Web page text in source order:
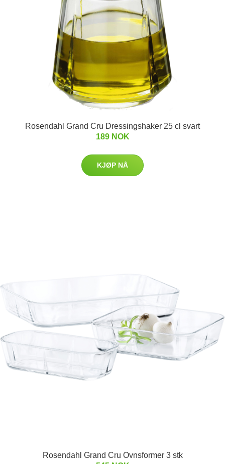
Rosendahl Grand Cru Dressingshaker 25 cl svart
189 NOK
KJØP NÅ
Rosendahl Grand Cru Ovnsformer 3 stk